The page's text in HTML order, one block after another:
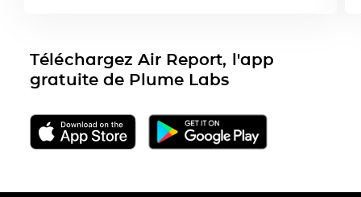
Téléchargez Air Report, l'app
gratuite de Plume Labs